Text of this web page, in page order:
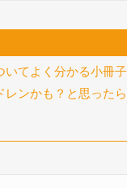
てよく分かる小冊子
レンかも？と思った